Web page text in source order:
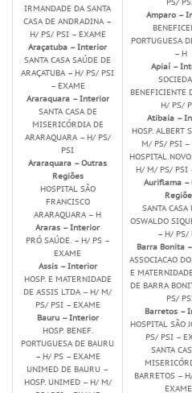
IRMANDADE DA SANTA
CASA DE ANDRADINA –
H/ PS/ PSI – EXAME
Araçatuba – Interior
SANTA CASA SAÚDE DE
ARAÇATUBA – H/ PS/ PSI
– EXAME
Araraquara – Interior
SANTA CASA DE
MISERICÓRDIA DE
ARARAQUARA – H/ PS/
PSI
Araraquara – Outras
Regiões
HOSPITAL SÃO
FRANCISCO
ARARAQUARA – H
Araras – Interior
PRÓ SAÚDE. – H/ PS –
EXAME
Assis – Interior
HOSP. E MATERNIDADE
DE ASSIS LTDA – H/ M/
PS/ PSI – EXAME
Bauru – Interior
HOSP. BENEF.
PORTUGUESA DE BAURU
– H/ PS – EXAME
UNIMED DE BAURU –
HOSP. UNIMED – H/ M/
Amparo –
PORTUGUESA
– H
Apiaí –
BENEFICIENTE
H/ PS/
Atibaia –
HOSP. ALBERT
M/ PS/ PSI –
HOSPITAL
H/ M/ PS/ PSI
Auriflama –
SANTA CASA
OSWALDO
– H/ PS/
Barra Bonita
ASSOCIACAO
E
DE BARRA
PS/
Barretos –
HOSPITAL SÃO
PS/ PSI –
SANTA
BARRETOS –